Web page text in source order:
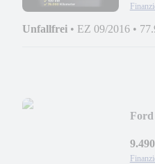
Unfallfrei • EZ 09/2016 •